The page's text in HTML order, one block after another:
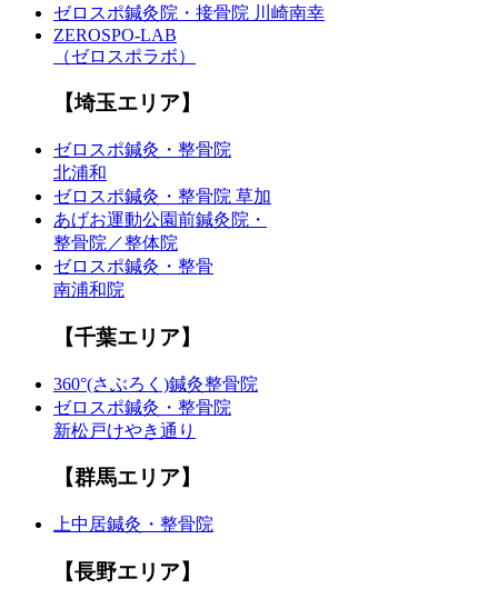
ゼロスポ鍼灸院・接骨院 川崎南幸
ZEROSPO-LAB
（ゼロスポラボ）
【埼玉エリア】
ゼロスポ鍼灸・整骨院
北浦和
ゼロスポ鍼灸・整骨院 草加
あげお運動公園前鍼灸院・
整骨院／整体院
ゼロスポ鍼灸・整骨
南浦和院
【千葉エリア】
360°(さぶろく)鍼灸整骨院
ゼロスポ鍼灸・整骨院
新松戸けやき通り
【群馬エリア】
上中居鍼灸・整骨院
【長野エリア】